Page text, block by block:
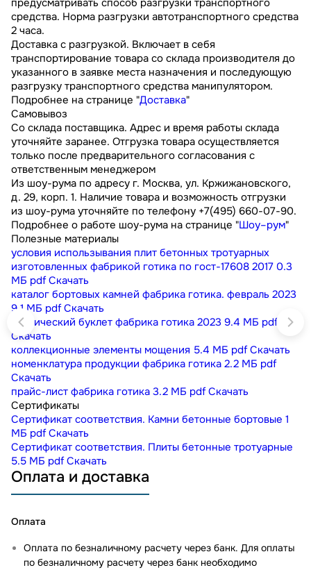
предусматривать способ разгрузки транспортного
средства. Норма разгрузки автотранспортного средства
2 часа.
Доставка с разгрузкой. Включает в себя
транспортирование товара со склада производителя до
указанного в заявке места назначения и последующую
разгрузку транспортного средства манипулятором.
Подробнее на странице "Доставка"
Самовывоз
Со склада поставщика. Адрес и время работы склада
уточняйте заранее. Отгрузка товара осуществляется
только после предварительного согласования с
ответственным менеджером
Из шоу-рума по адресу г. Москва, ул. Кржижановского,
д. 29, корп. 1. Наличие товара и возможность отгрузки
из шоу-рума уточняйте по телефону +7(495) 660-07-90.
Подробнее о работе шоу-рума на странице "Шоу–рум"
Полезные материалы
условия использывания плит бетонных тротуарных
изготовленных фабрикой готика по гост-17608 2017 0.3
МБ pdf Скачать
каталог бортовых камней фабрика готика. февраль 2023
9.1 МБ pdf Скачать
технический буклет фабрика готика 2023 9.4 МБ pdf
Скачать
коллекционные элементы мощения 5.4 МБ pdf Скачать
номенклатура продукции фабрика готика 2.2 МБ pdf
Скачать
прайс-лист фабрика готика 3.2 МБ pdf Скачать
Сертификаты
Сертификат соответствия. Камни бетонные бортовые 1
МБ pdf Скачать
Сертификат соответствия. Плиты бетонные тротуарные
5.5 МБ pdf Скачать
Оплата и доставка
Оплата
Оплата по безналичному расчету через банк. Для оплаты
по безналичному расчету через банк необходимо